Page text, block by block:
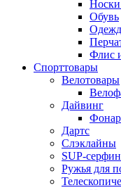
Носки
Обувь
Флис
Спорттовары
Велотовары
Дайвинг
Дартс
Cлэклайны
SUP-
Ружья для